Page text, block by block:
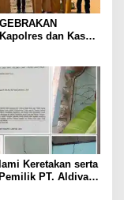
dan Kasat
Keretakan serta
PT. Aldiva